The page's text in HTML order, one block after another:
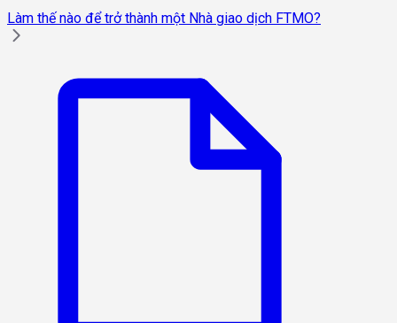
Làm thế nào để trở thành một Nhà giao dịch FTMO?